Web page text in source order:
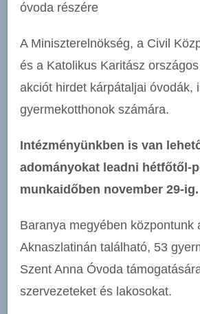
óvoda részére
A Miniszterelnökség, a Civil
és a Katolikus Karitász
akciót hirdet kárpátaljai óvodák,
gyermekotthonok számára.
Intézményünkben is van
adományokat leadni hétfőtől-
munkaidőben november 29-ig.
Baranya megyében központunk
Aknaszlatinán található, 53
Szent Anna Óvoda
szervezeteket és lakosokat.